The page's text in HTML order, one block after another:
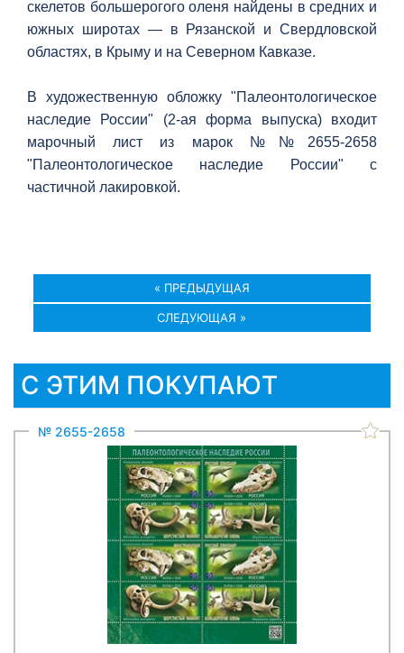
скелетов большерогого оленя найдены в средних и
южных широтах — в Рязанской и Свердловской
областях, в Крыму и на Северном Кавказе.
В художественную обложку "Палеонтологическое
наследие России" (2-ая форма выпуска) входит
марочный лист из марок №№2655-2658
"Палеонтологическое наследие России" с
частичной лакировкой.
« ПРЕДЫДУЩАЯ
СЛЕДУЮЩАЯ »
С ЭТИМ ПОКУПАЮТ
№ 2655-2658